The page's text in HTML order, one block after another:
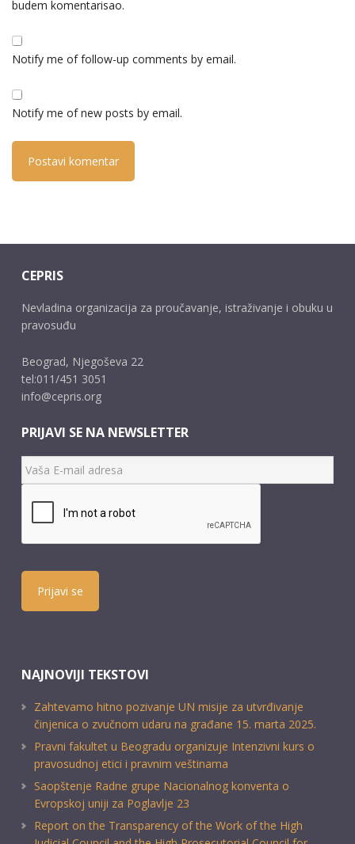
budem komentarisao.
Notify me of follow-up comments by email.
Notify me of new posts by email.
CEPRIS
Nevladina organizacija za proučavanje, istraživanje i obuku u
pravosuđu
Beograd, Njegoševa 22
tel:011/451 3051
info@cepris.org
PRIJAVI SE NA NEWSLETTER
Prijavi se
NAJNOVIJI TEKSTOVI
Zahtevamo hitno pozivanje UN misije za utvrđivanje
činjenica o zvučnom udaru na građane 15. marta 2025.
Pravni fakultet u Beogradu organizuje Intenzivni kurs o
pravosudnoj etici i pravnim veštinama
Saopštenje Radne grupe Nacionalnog konventa o
Evropskoj uniji za Poglavlje 23
Report on the Transparency of the Work of the High